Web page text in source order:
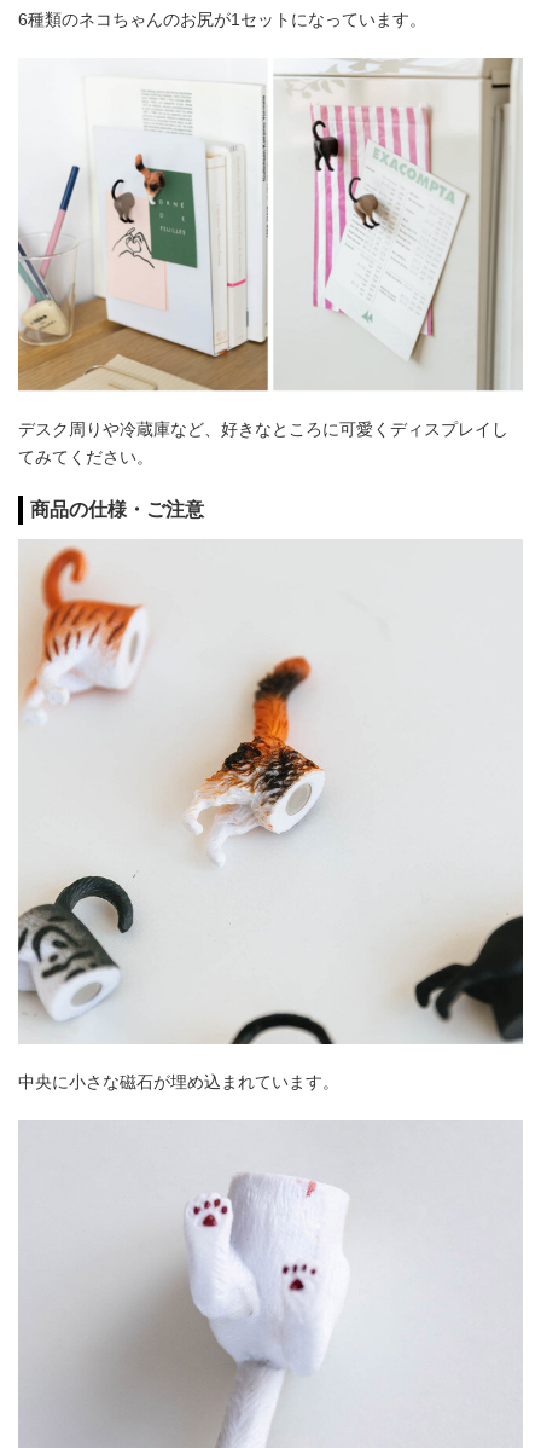
6種類のネコちゃんのお尻が1セットになっています。
デスク周りや冷蔵庫など、好きなところに可愛くディスプレイし
てみてください。
商品の仕様・ご注意
中央に小さな磁石が埋め込まれています。